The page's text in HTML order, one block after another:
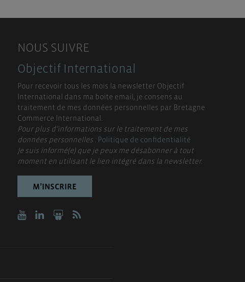
NOUS SUIVRE
Objectif International
Pour recevoir tous les mois la newsletter Objectif
International dans ma boite email, je consens au
traitement de mes données personnelles par Bretagne
Commerce International.
Pour plus d’informations sur le traitement de mes
données personnelles :Politique de confidentialité
Je suis informé(e) que je peux me désabonner à tout
moment en utilisant le lien intégré dans la newsletter.
M’INSCRIRE